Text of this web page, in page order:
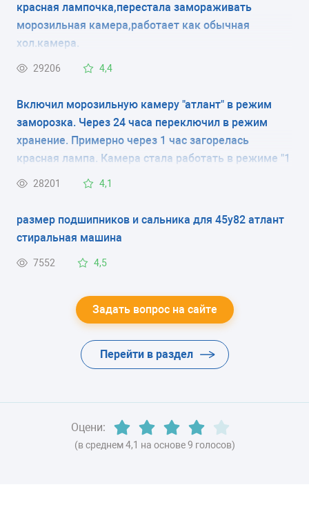
60x63x195 см
КОЛИЧЕСТВО КОМПРЕССОРОВ
2
РАЗМОРАЖИВАНИЕ МОРОЗИЛЬНОЙ КАМЕРЫ
ручное
РАЗМОРАЖИВАНИЕ ХОЛОДИЛЬНОЙ КАМЕРЫ
капельная система
ЭНЕРГОПОТРЕБЛЕНИЕ
ВЕС
красная лампочка,перестала замораживать
морозильная камера,работает как обычная
хол.камера.
29206 4,4
Включил морозильную камеру "атлант" в режим
заморозка. Через 24 часа переключил в режим
хранение. Примерно через 1 час загорелась
красная лампа. Камера стала работать в режиме "1
минуту работает, 5 минут нет" и так постоянно, при
28201 4,1
размер подшипников и сальника для 45у82 атлант
стиральная машина
7552 4,5
Задать вопрос на сайте
Перейти в раздел
Оцени:
(в среднем 4,1 на основе 9 голосов)